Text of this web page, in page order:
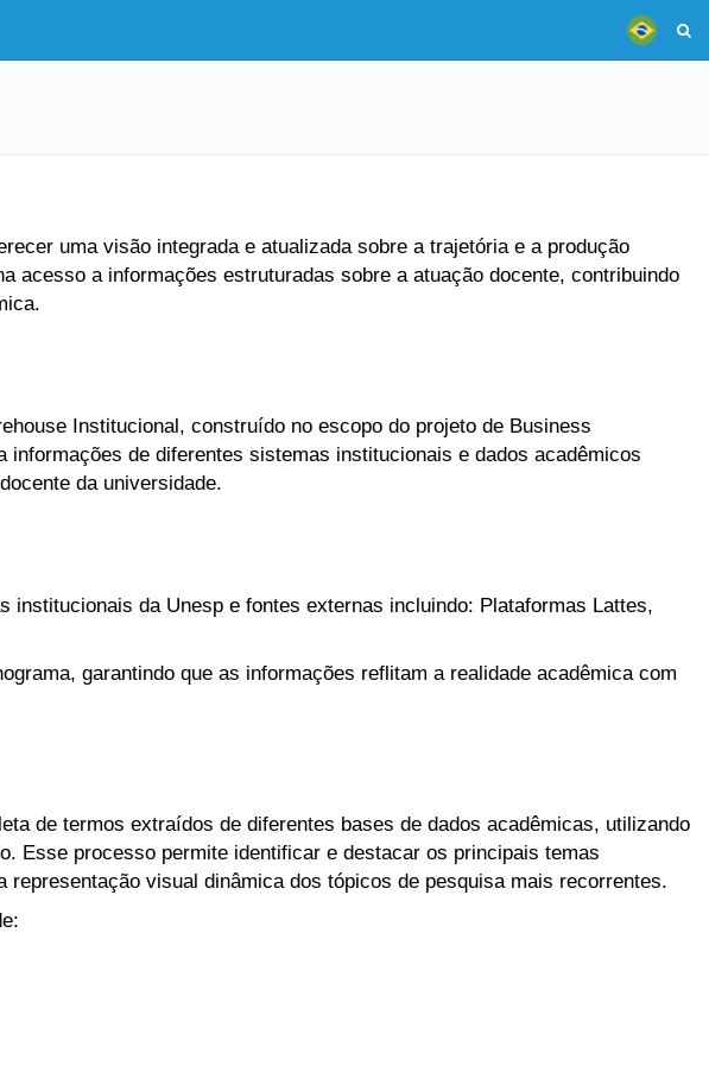
uma visão integrada e atualizada sobre a trajetória e a produção
acesso a informações estruturadas sobre a atuação docente, contribuindo
Institucional, construído no escopo do projeto de Business
de diferentes sistemas institucionais e dados acadêmicos
da universidade.
da Unesp e fontes externas incluindo: Plataformas Lattes,
garantindo que as informações reflitam a realidade acadêmica com
de termos extraídos de diferentes bases de dados acadêmicas, utilizando
Esse processo permite identificar e destacar os principais temas
visual dinâmica dos tópicos de pesquisa mais recorrentes.